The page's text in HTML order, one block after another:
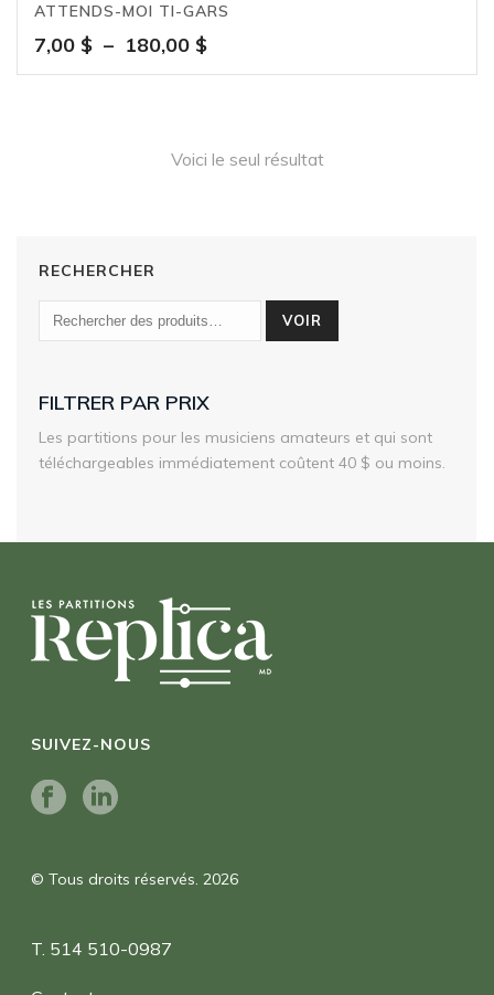
ATTENDS-MOI TI-GARS
7,00 $ – 180,00 $Plage
de
180,00 $
Voici le seul résultat
RECHERCHER
VOIR
FILTRER PAR PRIX
Les partitions pour les musiciens amateurs et qui sont
téléchargeables immédiatement coûtent 40 $ ou moins.
SUIVEZ-NOUS
© Tous droits réservés. 2026
T. 514 510-0987